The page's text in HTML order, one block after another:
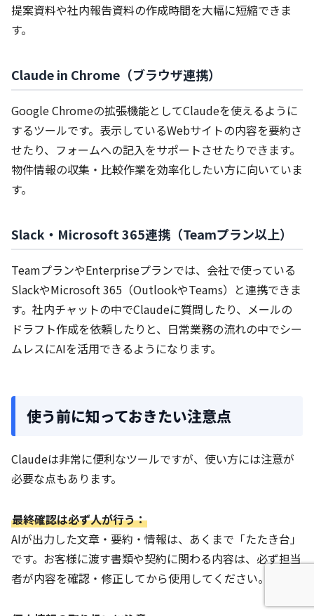
提案資料や社内報告資料の作成時間を大幅に短縮できま
す。
Claude in Chrome（ブラウザ連携）
Google Chromeの拡張機能としてClaudeを使えるように
するツールです。表示しているWebサイトの内容を要約さ
せたり、フォームへの記入をサポートさせたりできます。
物件情報の収集・比較作業を効率化したい方に向いていま
す。
Slack・Microsoft 365連携（Teamプラン以上）
TeamプランやEnterpriseプランでは、会社で使っている
SlackやMicrosoft 365（OutlookやTeams）と連携できま
す。社内チャットの中でClaudeに質問したり、メールの
ドラフト作成を依頼したりと、日常業務の流れの中でシー
ムレスにAIを活用できるようになります。
使う前に知っておきたい注意点
Claudeは非常に便利なツールですが、使い方には注意が
必要な点もあります。
最終確認は必ず人が行う：
AIが出力した文章・要約・情報は、あくまで「たたき台」
です。お客様に渡す書類や契約に関わる内容は、必ず担当
者が内容を確認・修正してから使用してください。